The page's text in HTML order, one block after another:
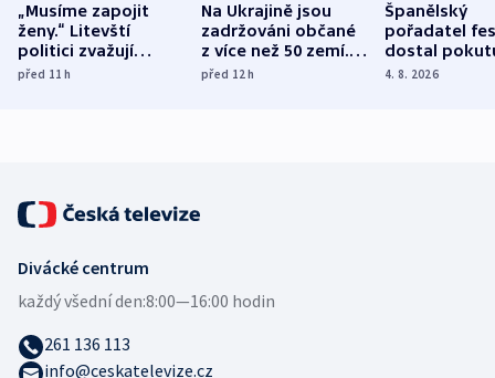
„Musíme zapojit
ženy.“ Litevští
politici zvažují
dohodu o
před 11h
Na Ukrajině jsou
zadržováni občané
z více než 50 zemí.
Bojovali na straně
před 12h
Španělský
pořadatel
dostal
nekalé
4. 8. 2026
Divácké centrum
každý všední den:8:00—16:00 hodin
261 136 113
info@ceskatelevize.cz